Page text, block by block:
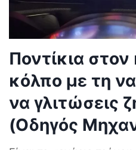
Ποντίκια
κόλπο με τη
να γλιτώσεις
(Οδηγός